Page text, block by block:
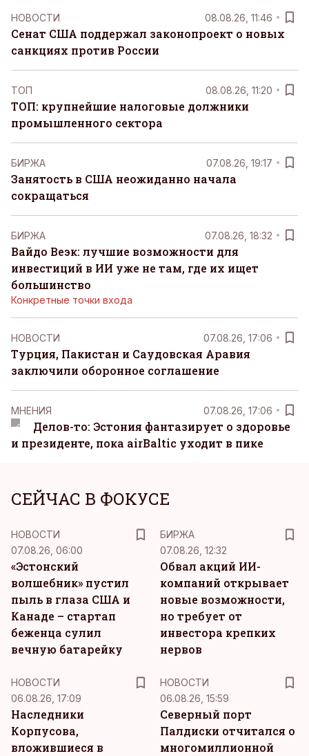
НОВОСТИ 08.08.26, 11:46
Сенат США поддержал законопроект о новых
санкциях против России
ТОП 08.08.26, 11:20
ТОП: крупнейшие налоговые должники
промышленного сектора
БИРЖА 07.08.26, 19:17
Занятость в США неожиданно начала
сокращаться
БИРЖА 07.08.26, 18:32
Вайдо Веэк: лучшие возможности для
инвестиций в ИИ уже не там, где их ищет
большинство
Конкретные точки входа
НОВОСТИ 07.08.26, 17:06
Турция, Пакистан и Саудовская Аравия
заключили оборонное соглашение
MНЕНИЯ 07.08.26, 17:06
Делов-то: Эстония фантазирует о здоровье
и президенте, пока airBaltic уходит в пике
СЕЙЧАС В ФОКУСЕ
НОВОСТИ
07.08.26, 06:00
«Эстонский
волшебник» пустил
пыль в глаза США и
Канаде – стартап
беженца сулил
вечную батарейку
БИРЖА
07.08.26, 12:32
Обвал акций ИИ-
компаний открывает
новые возможности,
но требует от
инвестора крепких
нервов
НОВОСТИ
06.08.26, 17:09
Наследники
Корпусова,
вложившиеся в
НОВОСТИ
06.08.26, 15:59
Северный порт
Палдиски отчитался о
многомиллионной